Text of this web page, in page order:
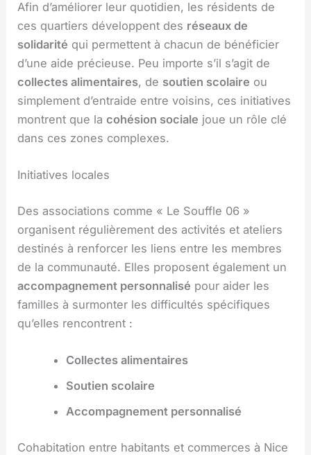
Afin d’améliorer leur quotidien, les résidents de
ces quartiers développent des réseaux de
solidarité qui permettent à chacun de bénéficier
d’une aide précieuse. Peu importe s’il s’agit de
collectes alimentaires, de soutien scolaire ou
simplement d’entraide entre voisins, ces initiatives
montrent que lacohésion sociale joue un rôle clé
dans ces zones complexes.
Initiatives locales
Des associations comme « Le Souffle 06 »
organisent régulièrement des activités et ateliers
destinés à renforcer les liens entre les membres
de la communauté. Elles proposent également un
accompagnement personnalisé pour aider les
familles à surmonter les difficultés spécifiques
qu’elles rencontrent :
Collectes alimentaires
Soutien scolaire
Accompagnement personnalisé
Cohabitation entre habitants et commerces à Nice